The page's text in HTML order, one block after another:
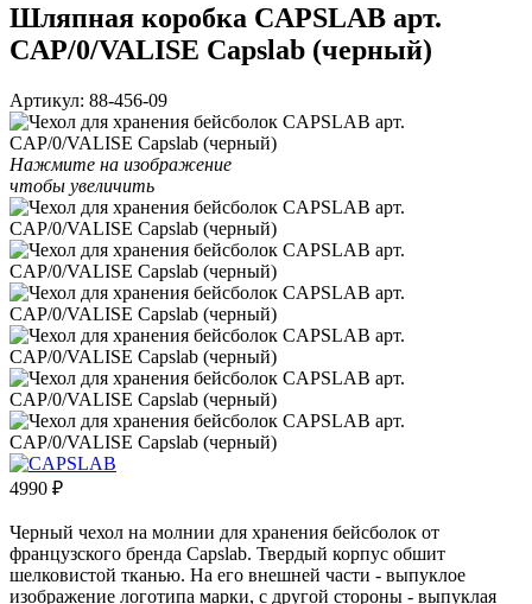
Шляпная коробка CAPSLAB арт.
CAP/0/VALISE Capslab (черный)
Артикул: 88-456-09
Нажмите на изображение
чтобы увеличить
4990 ₽
Черный чехол на молнии для хранения бейсболок от
французского бренда Capslab. Твердый корпус обшит
шелковистой тканью. На его внешней части - выпуклое
изображение логотипа марки, с другой стороны - выпуклая